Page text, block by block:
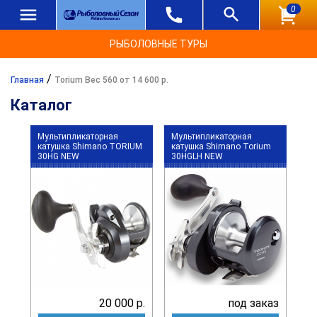
0
РЫБОЛОВНЫЕ ТУРЫ
Главная / Torium Вес 560 от 14 600 р.
Каталог
Мультипликаторная
катушка Shimano TORIUM
30HG NEW
20 000 р.
Мультипликаторная
катушка Shimano Torium
30HGLH NEW
под заказ